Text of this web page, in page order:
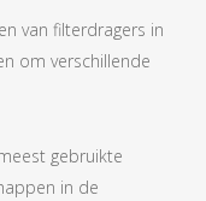
van filterdragers in
om verschillende
gebruikte
in de